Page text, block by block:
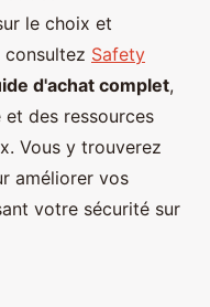
le choix et
Safety
d'achat complet,
des ressources
Vous y trouverez
améliorer vos
votre sécurité sur